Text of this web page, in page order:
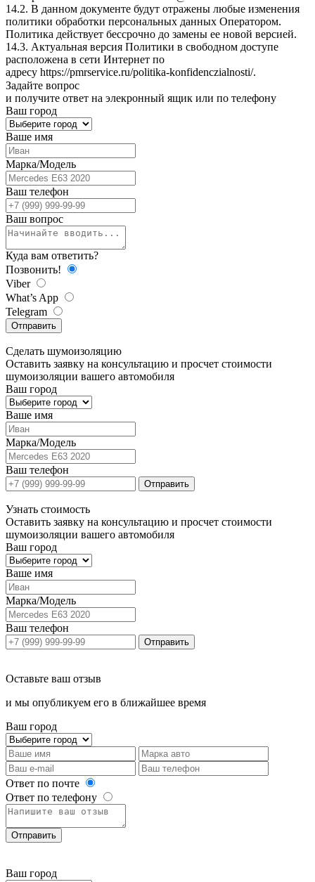
14.2. В данном документе будут отражены любые изменения
политики обработки персональных данных Оператором.
Политика действует бессрочно до замены ее новой версией.
14.3. Актуальная версия Политики в свободном доступе
расположена в сети Интернет по
адресу https://pmrservice.ru/politika-konfidenczialnosti/.
Задайте вопрос
и получите ответ на элекронный ящик или по телефону
Ваш город
Ваше имя
Марка/Модель
Ваш телефон
Ваш вопрос
Куда вам ответить?
Позвонить!
Viber
What’s App
Telegram
Отправить
Сделать шумоизоляцию
Оставить заявку на консультацию и просчет стоимости
шумоизоляции вашего автомобиля
Ваш город
Ваше имя
Марка/Модель
Ваш телефон
Отправить
Узнать стоимость
Оставить заявку на консультацию и просчет стоимости
шумоизоляции вашего автомобиля
Ваш город
Ваше имя
Марка/Модель
Ваш телефон
Отправить
Оставьте ваш отзыв
и мы опубликуем его в ближайшее время
Ваш город
Ответ по почте
Ответ по телефону
Отправить
Ваш город